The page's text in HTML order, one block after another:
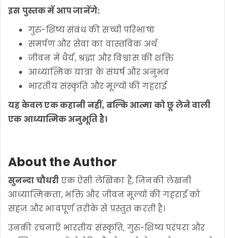
इस पुस्तक में आप जानेंगे:
गुरु-शिष्य संबंध की सच्ची परिभाषा
समर्पण और सेवा का वास्तविक अर्थ
जीवन में धैर्य, श्रद्धा और विश्वास की शक्ति
आध्यात्मिक यात्रा के संघर्ष और अनुभव
भारतीय संस्कृति और मूल्यों की गहराई
यह केवल एक कहानी नहीं, बल्कि आत्मा को छू लेने वाली
एक आध्यात्मिक अनुभूति है।
About the Author
सुनन्दा चौधरी एक ऐसी लेखिका हैं, जिनकी लेखनी
आध्यात्मिकता, भक्ति और जीवन मूल्यों की गहराई को
सहज और भावपूर्ण तरीके से प्रस्तुत करती है।
उनकी रचनाएँ भारतीय संस्कृति, गुरु-शिष्य परंपरा और